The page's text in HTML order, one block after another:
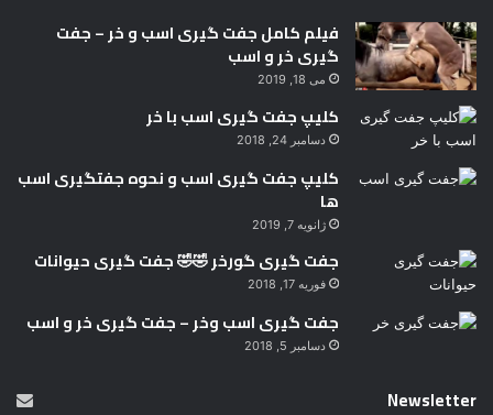
فیلم کامل جفت گیری اسب و خر – جفت
گیری خر و اسب
می 18, 2019
کلیپ جفت گیری اسب با خر
دسامبر 24, 2018
کلیپ جفت گیری اسب و نحوه جفتگیری اسب
ها
ژانویه 7, 2019
جفت گیری گورخر 🤣🤣 جفت گیری حیوانات
فوریه 17, 2018
جفت گیری اسب وخر – جفت گیری خر و اسب
دسامبر 5, 2018
Newsletter